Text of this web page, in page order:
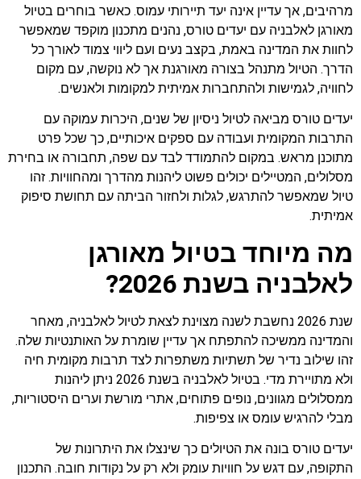
מרהיבים, אך עדיין אינה יעד תיירותי עמוס. כאשר בוחרים בטיול
מאורגן לאלבניה עם יעדים טורס, נהנים מתכנון מוקפד שמאפשר
לחוות את המדינה באמת, בקצב נעים ועם ליווי צמוד לאורך כל
הדרך. הטיול מתנהל בצורה מאורגנת אך לא נוקשה, עם מקום
לחוויה, לגמישות ולהתחברות אמיתית למקומות ולאנשים.
יעדים טורס מביאה לטיול ניסיון של שנים, היכרות עמוקה עם
התרבות המקומית ועבודה עם ספקים איכותיים, כך שכל פרט
מתוכנן מראש. במקום להתמודד לבד עם שפה, תחבורה או בחירת
מסלולים, המטיילים יכולים פשוט ליהנות מהדרך ומהחוויות. זהו
טיול שמאפשר להתרגש, לגלות ולחזור הביתה עם תחושת סיפוק
אמיתית.
מה מיוחד בטיול מאורגן
לאלבניה בשנת 2026?
שנת 2026 נחשבת לשנה מצוינת לצאת לטיול לאלבניה, מאחר
והמדינה ממשיכה להתפתח אך עדיין שומרת על האותנטיות שלה.
זהו שילוב נדיר של תשתיות משתפרות לצד תרבות מקומית חיה
ולא מתויירת מדי. בטיול לאלבניה בשנת 2026 ניתן ליהנות
ממסלולים מגוונים, נופים פתוחים, אתרי מורשת וערים היסטוריות,
מבלי להרגיש עומס או צפיפות.
יעדים טורס בונה את הטיולים כך שינצלו את היתרונות של
התקופה, עם דגש על חוויות עומק ולא רק על נקודות חובה. התכנון